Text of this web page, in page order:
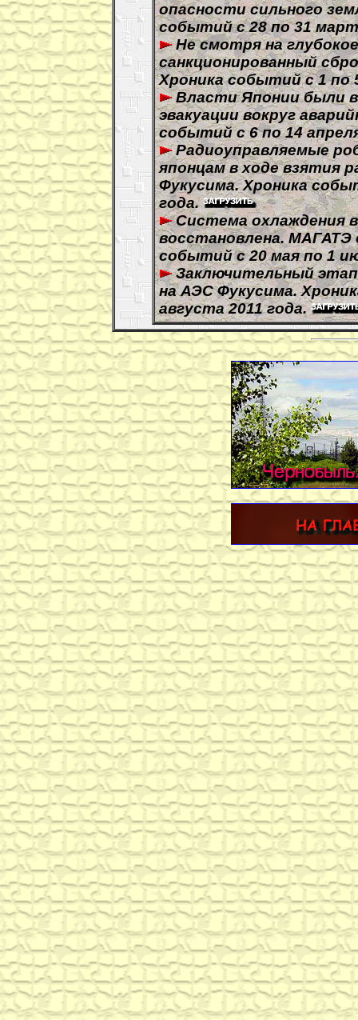
опасности сильного
событий с 28 по 31
Не смотря на
санкционированный
Хроника событий с 1 по
Власти Японии были
эвакуации вокруг
событий с 6 по 14
Радиоуправляемые
японцам в ходе взятия
Фукусима. Хроника
года.
Система охлаждения
восстановлена. МАГАТЭ
событий с 20 мая по 1
Заключительный
на АЭС Фукусима.
августа 2011 года.